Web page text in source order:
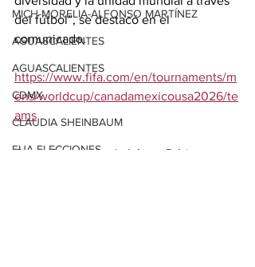
MICH-MORELIA-ALFONSO MARTÍNEZ
AGUASCALIENTES
AGUASCALIENTES
CDMX
CLAUDIA SHEINBAUM
EUA ELECCIONES
del fútbol”, se destacó en el
comunicado.
https://www.fifa.com/en/tournaments/m
ens/worldcup/canadamexicousa2026/te
ams
Con información de López-Dóriga